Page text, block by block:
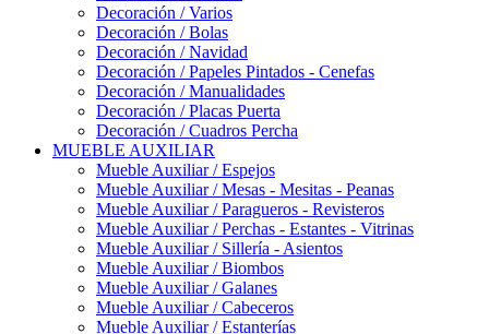
Decoración / Varios
Decoración / Bolas
Decoración / Navidad
Decoración / Papeles Pintados - Cenefas
Decoración / Manualidades
Decoración / Placas Puerta
Decoración / Cuadros Percha
MUEBLE AUXILIAR
Mueble Auxiliar / Espejos
Mueble Auxiliar / Mesas - Mesitas - Peanas
Mueble Auxiliar / Paragueros - Revisteros
Mueble Auxiliar / Perchas - Estantes - Vitrinas
Mueble Auxiliar / Sillería - Asientos
Mueble Auxiliar / Biombos
Mueble Auxiliar / Galanes
Mueble Auxiliar / Cabeceros
Mueble Auxiliar / Estanterías